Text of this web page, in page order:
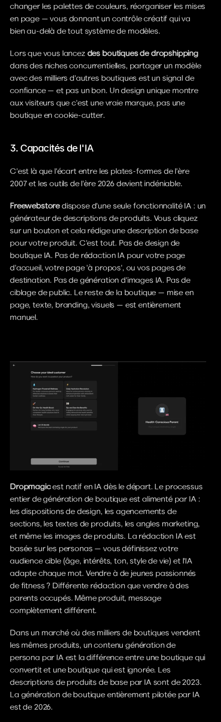
changer les palettes de couleurs, réorganiser les mises
en page — vous donnant un contrôle créatif qui va
bien au-delà de tout système de modèles.
Lors que vous lancez des boutiques de dropshipping
dans des niches concurrentielles, partager un modèle
avec des milliers d'autres boutiques est un signal de
confiance — et pas un bon. Un design unique montre
aux visiteurs que c'est une vraie marque, pas une
boutique en cookie-cutter.
3. Capacités de l'IA
C'est là que l'écart entre les plates-formes de l'ère
2007 et les outils de l'ère 2026 devient indéniable.
Freewebstore dispose d'une seule fonctionnalité IA : un
générateur de descriptions de produits. Vous cliquez
sur un bouton et cela rédige une description de base
pour votre produit. C'est tout. Pas de design de
boutique IA. Pas de rédaction IA pour votre page
d'accueil, votre page 'à propos', ou vos pages de
destination. Pas de génération d'images IA. Pas de
ciblage de public. Le reste de la boutique — mise en
page, texte, branding, visuels — est entièrement
manuel.
Dropmagic est natif en IA dès le départ. Le processus
entier de génération de boutique est alimenté par IA :
les dispositions de design, les agencements de
sections, les textes de produits, les angles marketing,
et même les images de produits. La rédaction IA est
basée sur les personas — vous définissez votre
audience cible (âge, intérêts, ton, style de vie) et l'IA
adapte chaque mot. Vendre à de jeunes passionnés
de fitness ? Différente rédaction que vendre à des
parents occupés. Même produit, message
complètement différent.
Dans un marché où des milliers de boutiques vendent
les mêmes produits, un contenu génération de
persona par IA est la différence entre une boutique qui
convertit et une boutique qui est ignorée. Les
descriptions de produits de base par IA sont de 2023.
La génération de boutique entièrement pilotée par IA
est de 2026.